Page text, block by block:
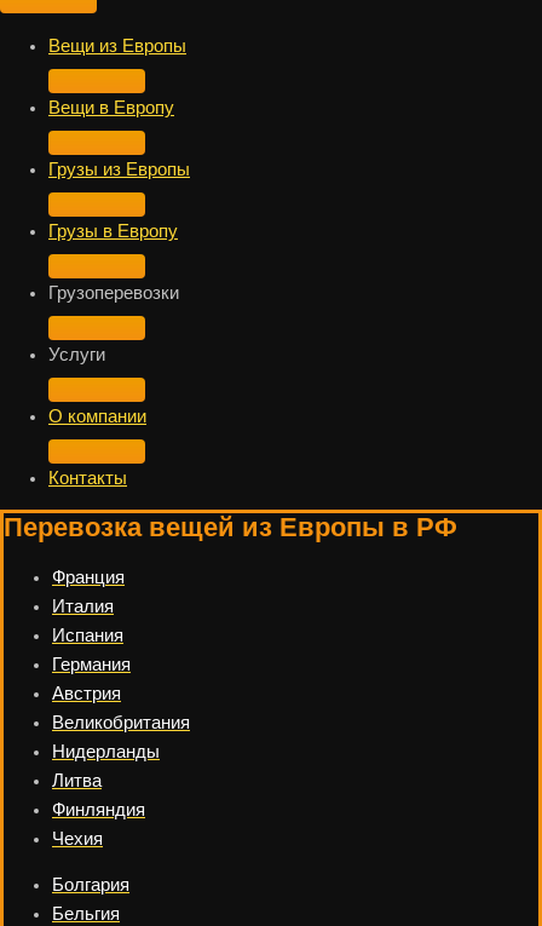
Вещи из Европы
Вещи в Европу
Грузы из Европы
Грузы в Европу
Грузоперевозки
Услуги
О компании
Контакты
Перевозка вещей из Европы в РФ
Франция
Италия
Испания
Германия
Австрия
Великобритания
Нидерланды
Литва
Финляндия
Чехия
Болгария
Бельгия